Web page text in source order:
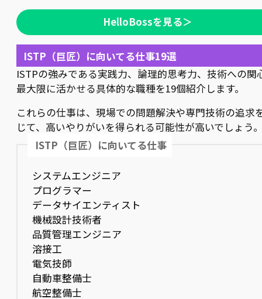
HelloBossを見る＞
ISTP（巨匠）に向いてる仕事19選
ISTPの強みである実践力、論理的思考力、技術への関
最大限に活かせる具体的な職種を19個紹介します。
これらの仕事は、現場での問題解決や専門技術の追求
じて、高いやりがいを得られる可能性が高いでしょう
ISTP（巨匠）に向いてる仕事
システムエンジニア
プログラマー
データサイエンティスト
機械設計技術者
品質管理エンジニア
溶接工
電気技師
自動車整備士
航空整備士